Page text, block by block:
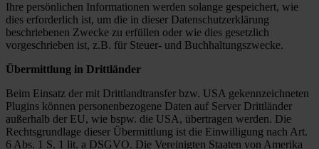
Ihre persönlichen Informationen werden solange gespeichert, wie
dies erforderlich ist, um die in dieser Datenschutzerklärung
beschriebenen Zwecke zu erfüllen oder wie dies gesetzlich
vorgeschrieben ist, z.B. für Steuer- und Buchhaltungszwecke.
Übermittlung in Drittländer
Beim Einsatz der mit Drittlandtransfer bzw. USA gekennzeichneten
Plugins können personenbezogene Daten auf Server Drittländer
außerhalb der EU, wie bspw. die USA, übertragen werden. Die
Rechtsgrundlage dieser Übermittlung ist die Einwilligung nach Art.
6 Abs. 1 S. 1 lit. a DSGVO. Die Vereinigten Staaten von Amerika